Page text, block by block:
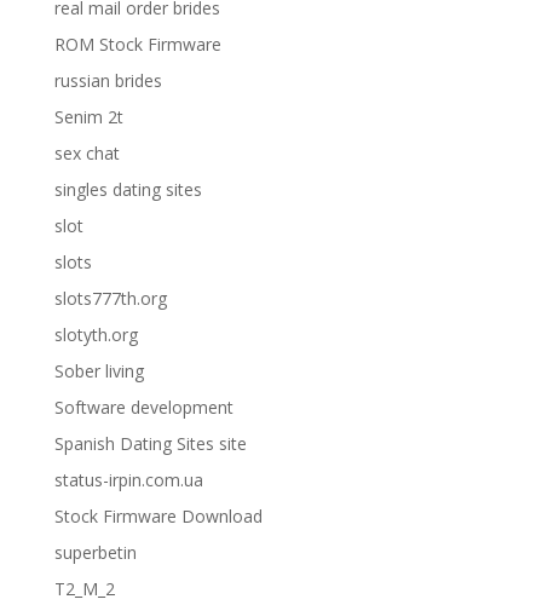
real mail order brides
ROM Stock Firmware
russian brides
Senim 2t
sex chat
singles dating sites
slot
slots
slots777th.org
slotyth.org
Sober living
Software development
Spanish Dating Sites site
status-irpin.com.ua
Stock Firmware Download
superbetin
T2_M_2